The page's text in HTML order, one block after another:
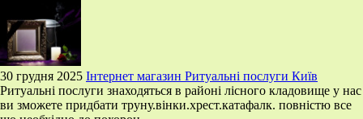
30 грудня 2025 Інтернет магазин Ритуальні послуги Київ
Ритуальні послуги знаходяться в районі лісного кладовище у нас
ви зможете придбати труну.вінки.хрест.катафалк. повністю все